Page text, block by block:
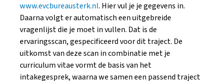
www.evcbureausterk.nl. Hier vul je je gegevens in.
Daarna volgt er automatisch een uitgebreide
vragenlijst die je moet in vullen. Dat is de
ervaringsscan, gespecificeerd voor dit traject. De
uitkomst van deze scan in combinatie met je
curriculum vitae vormt de basis van het
intakegesprek, waarna we samen een passend traject